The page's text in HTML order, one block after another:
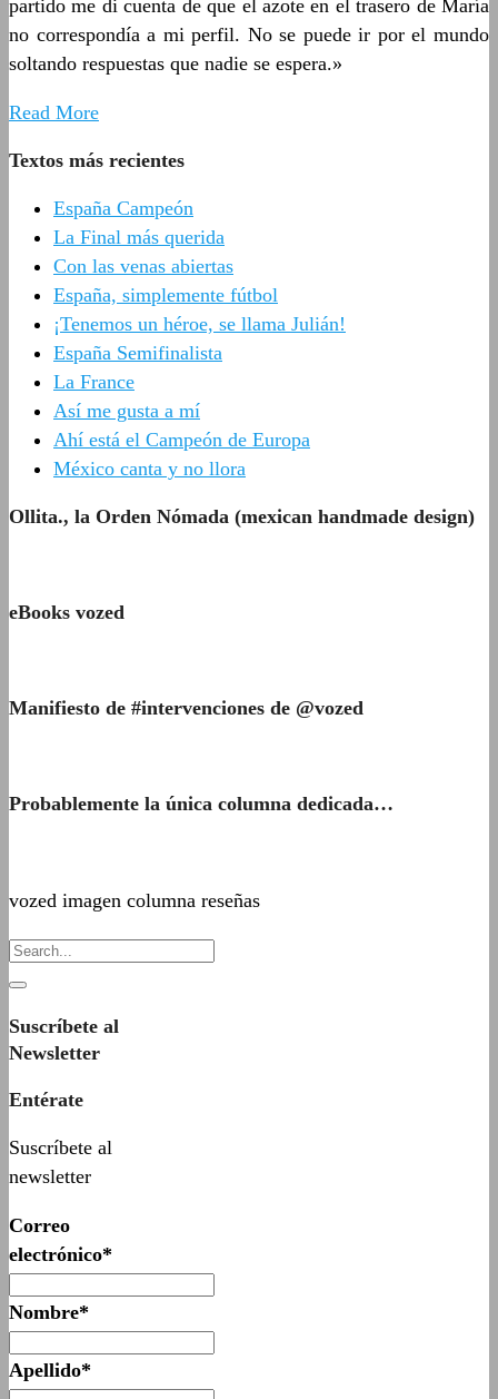
partido me di cuenta de que el azote en el trasero de María
no correspondía a mi perfil. No se puede ir por el mundo
soltando respuestas que nadie se espera.»
Read More
Textos más recientes
España Campeón
La Final más querida
Con las venas abiertas
España, simplemente fútbol
¡Tenemos un héroe, se llama Julián!
España Semifinalista
La France
Así me gusta a mí
Ahí está el Campeón de Europa
México canta y no llora
Ollita., la Orden Nómada (mexican handmade design)
eBooks vozed
Manifiesto de #intervenciones de @vozed
Probablemente la única columna dedicada…
vozed imagen columna reseñas
Suscríbete al
Newsletter
Entérate
Suscríbete al
newsletter
Correo
electrónico*
Nombre*
Apellido*